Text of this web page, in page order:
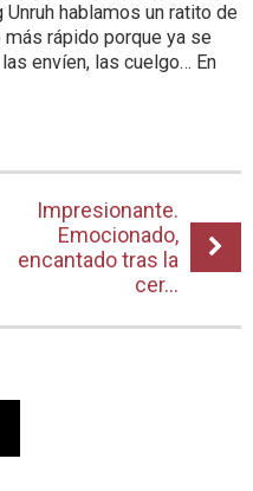
Unruh hablamos un ratito de
rápido porque ya se
envíen, las cuelgo… En
Impresionante.
Emocionado,
encantado tras la
cer...